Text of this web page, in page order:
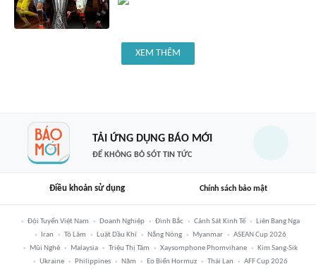
XEM THÊM
TẢI ỨNG DỤNG BÁO MỚI
ĐỂ KHÔNG BỎ SÓT TIN TỨC
Điều khoản sử dụng Chính sách bảo mật
Đội Tuyển Việt Nam Doanh Nghiệp Đình Bắc Cảnh Sát Kinh Tế
Liên Bang Nga
Iran
Tô Lâm Luật Dầu Khí Nắng Nóng Myanmar
ASEAN Cup 2026
Mũi Nghê
Malaysia Triệu Thị Tâm Xaysomphone Phomvihane
Kim Sang-Sik
Ukraine
Philippines Năm Eo Biển Hormuz Thái Lan AFF Cup 2026